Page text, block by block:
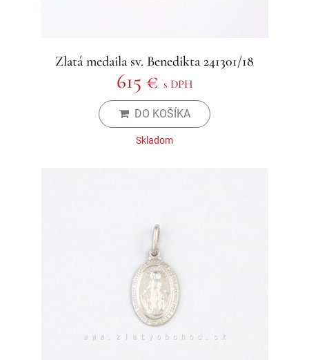
Zlatá medaila sv. Benedikta 241301/18
615 € s DPH
DO KOŠÍKA
Skladom